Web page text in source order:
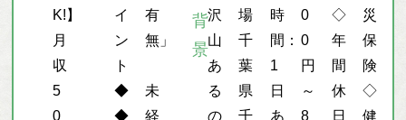
K!】
月
収
5
0
イ
ン
ト
◆
◆
有
無」
未
経
背
景
沢
山
あ
る
の
場
千
葉
県
千
時
間：
1
日
あ
0
0
円
～
8
◇
年
間
休
日
災
保
険
◇
健